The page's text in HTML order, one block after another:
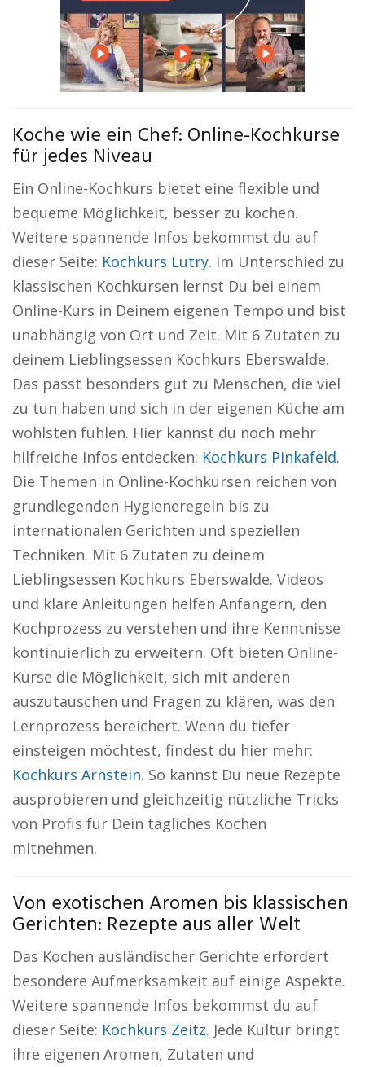
Koche wie ein Chef: Online-Kochkurse
für jedes Niveau
Ein Online-Kochkurs bietet eine flexible und
bequeme Möglichkeit, besser zu kochen.
Weitere spannende Infos bekommst du auf
dieser Seite: Kochkurs Lutry. Im Unterschied zu
klassischen Kochkursen lernst Du bei einem
Online-Kurs in Deinem eigenen Tempo und bist
unabhängig von Ort und Zeit. Mit 6 Zutaten zu
deinem Lieblingsessen Kochkurs Eberswalde.
Das passt besonders gut zu Menschen, die viel
zu tun haben und sich in der eigenen Küche am
wohlsten fühlen. Hier kannst du noch mehr
hilfreiche Infos entdecken: Kochkurs Pinkafeld.
Die Themen in Online-Kochkursen reichen von
grundlegenden Hygieneregeln bis zu
internationalen Gerichten und speziellen
Techniken. Mit 6 Zutaten zu deinem
Lieblingsessen Kochkurs Eberswalde. Videos
und klare Anleitungen helfen Anfängern, den
Kochprozess zu verstehen und ihre Kenntnisse
kontinuierlich zu erweitern. Oft bieten Online-
Kurse die Möglichkeit, sich mit anderen
auszutauschen und Fragen zu klären, was den
Lernprozess bereichert. Wenn du tiefer
einsteigen möchtest, findest du hier mehr:
Kochkurs Arnstein. So kannst Du neue Rezepte
ausprobieren und gleichzeitig nützliche Tricks
von Profis für Dein tägliches Kochen
mitnehmen.
Von exotischen Aromen bis klassischen
Gerichten: Rezepte aus aller Welt
Das Kochen ausländischer Gerichte erfordert
besondere Aufmerksamkeit auf einige Aspekte.
Weitere spannende Infos bekommst du auf
dieser Seite: Kochkurs Zeitz. Jede Kultur bringt
ihre eigenen Aromen, Zutaten und